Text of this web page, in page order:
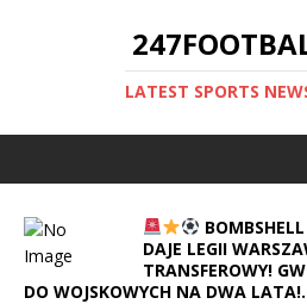
LATEST SPORTS
DAJE LEGII
TRANSFEROWY!
DO WOJSKOWYCH NA DWA